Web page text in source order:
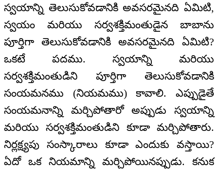
స్వయాన్ని తెలుసుకోవడానికి అవసరమైనది ఏమిటి,
స్వయం మరియు సర్వశక్తిమంతుడైన బాబాను
పూర్తిగా తెలుసుకోవడానికి అవసరమైనది ఏమిటి?
ఒకటే పదము. స్వయాన్ని మరియు
సర్వశక్తిమంతుడిని పూర్తిగా తెలుసుకోవడానికి
సంయమనము (నియమము) కావాలి. ఎప్పుడైతే
సంయమనాన్ని మర్చిపోతారో అప్పుడు స్వయాన్ని
మరియు సర్వశక్తిమంతుడిని కూడా మర్చిపోతారు.
నిర్లక్ష్యపు సంస్కారాలు కూడా ఎందుకు వస్తాయి?
ఏదో ఒక నియమాన్ని మర్చిపోయినప్పుడు. కనుక